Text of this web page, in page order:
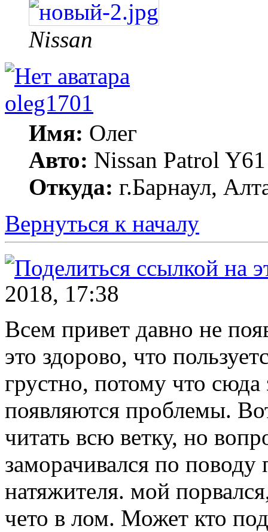
Nissan
oleg1701
Имя: Олег
Авто: Nissan Patrol
Откуда: г.Барнаул,
Вернуться к началу
2018, 17:38
Всем привет давно не
это здорово, что
грустно, потому что сюда
появляются проблемы.
читать всю ветку, но
заморачивался по поводу
натяжителя. мой
чето в лом. Может кто